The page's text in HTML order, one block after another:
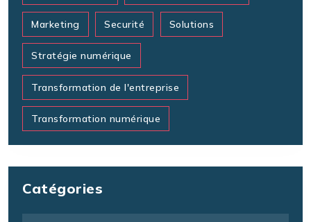
Marketing Securité Solutions
Stratégie numérique
Transformation de l'entreprise
Transformation numérique
Catégories